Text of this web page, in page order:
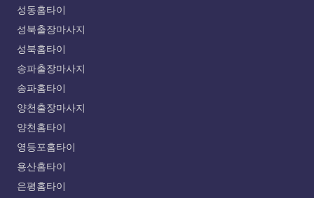
성동홈타이
성북출장마사지
성북홈타이
송파출장마사지
송파홈타이
양천출장마사지
양천홈타이
영등포홈타이
용산홈타이
은평홈타이